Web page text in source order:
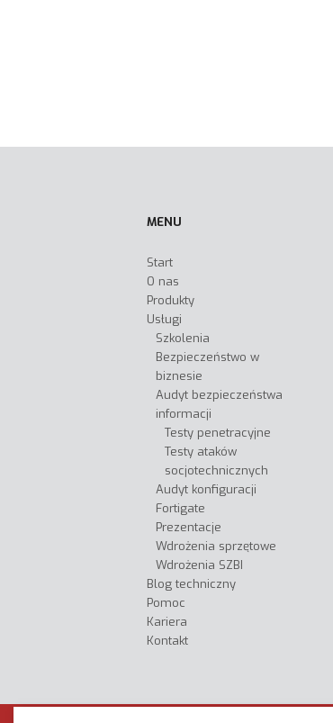
MENU
Start
O nas
Produkty
Usługi
Szkolenia
Bezpieczeństwo w
biznesie
Audyt bezpieczeństwa
informacji
Testy penetracyjne
Testy ataków
socjotechnicznych
Audyt konfiguracji
Fortigate
Prezentacje
Wdrożenia sprzętowe
Wdrożenia SZBI
Blog techniczny
Pomoc
Kariera
Kontakt